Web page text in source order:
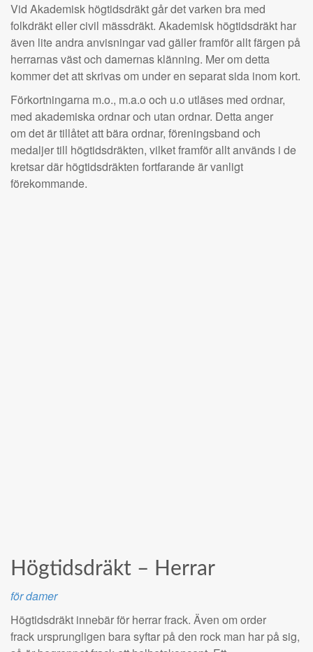
Vid Akademisk högtidsdräkt går det varken bra med
folkdräkt eller civil mässdräkt. Akademisk högtidsdräkt har
även lite andra anvisningar vad gäller framför allt färgen på
herrarnas väst och damernas klänning. Mer om detta
kommer det att skrivas om under en separat sida inom kort.
Förkortningarna m.o., m.a.o och u.o utläses med ordnar,
med akademiska ordnar och utan ordnar. Detta anger
om det är tillåtet att bära ordnar, föreningsband och
medaljer till högtidsdräkten, vilket framför allt används i de
kretsar där högtidsdräkten fortfarande är vanligt
förekommande.
Högtidsdräkt – Herrar
för damer
Högtidsdräkt innebär för herrar frack. Även om order
frack ursprungligen bara syftar på den rock man har på sig,